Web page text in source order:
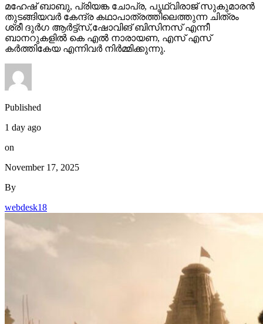
മഹേഷ് ബാബു, പ്രിയങ്ക ചോപ്ര, പൃഥ്വിരാജ് സുകുമാരൻ
തുടങ്ങിയവർ കേന്ദ്ര കഥാപാത്രത്തിലെത്തുന്ന ചിത്രം
ശ്രീ ദുർഗ ആർട്ട്സ്,ഷോവിങ് ബിസിനസ് എന്നീ
ബാനറുകളിൽ കെ എൽ നാരായണ, എസ് എസ്
കർത്തികേയ എന്നിവർ നിർമ്മിക്കുന്നു.
Published
1 day ago
on
November 17, 2025
By
webdesk18